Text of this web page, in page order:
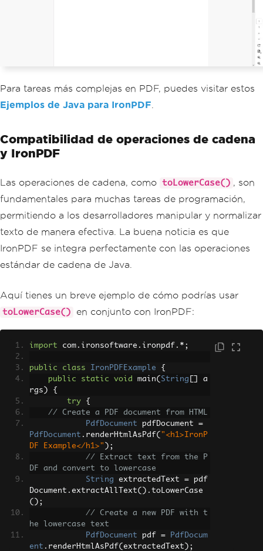
Para tareas más complejas en PDF, puedes visitar estos
Ejemplos de Java para IronPDF
Compatibilidad de operaciones de cadena
y IronPDF
Las operaciones de cadena, como toLowerCase() , son
fundamentales para muchas tareas de programación,
permitiendo a los desarrolladores manipular y normalizar
texto de manera efectiva. La buena noticia es que
IronPDF se integra perfectamente con las operaciones
estándar de cadena de Java.
Aquí tienes un breve ejemplo de cómo podrías usar
toLowerCase() en conjunto con IronPDF:
import com . ironsoftware . ironpdf .*;
public class IronPDFExample
{
public
static void main( String
a
rgs )
{
try
{
// Create a PDF document from HTML
PdfDocument pdfDocument =
PdfDocument . renderHtmlAsPdf( "<h1>IronP
DF Example</h1>" );
// Extract text from the P
DF and convert to lowercase
String extractedText = pdf
Document . extractAllText(). toLowerCase
();
// Create a new PDF with t
he lowercase text
PdfDocument pdf =
PdfDocum
ent . renderHtmlAsPdf( extractedText );